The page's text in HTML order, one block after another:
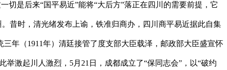
是后来“国平易近”能将“大后方”落正在四川的需要前提，它
昔时，清光绪发布上谕，铁准归商办，四川商平易近据此自集
年（1911年）清廷接管了度支部大臣载泽，邮政部大臣盛宣怀
激起川人激烈，5月21日，成都成立了“保同志会”，以“破约